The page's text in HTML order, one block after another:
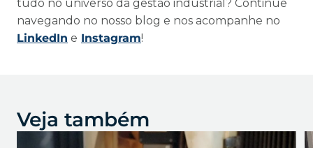
tudo no universo da gestão industrial? Continue
navegando no nosso blog e nos acompanhe no
LinkedIn e Instagram!
Veja também